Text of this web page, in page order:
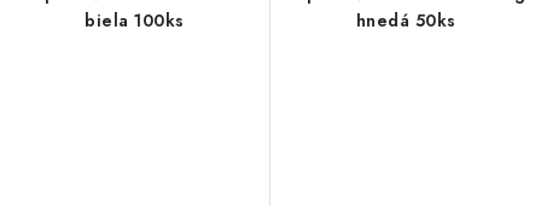
biela 100ks
hnedá 50ks